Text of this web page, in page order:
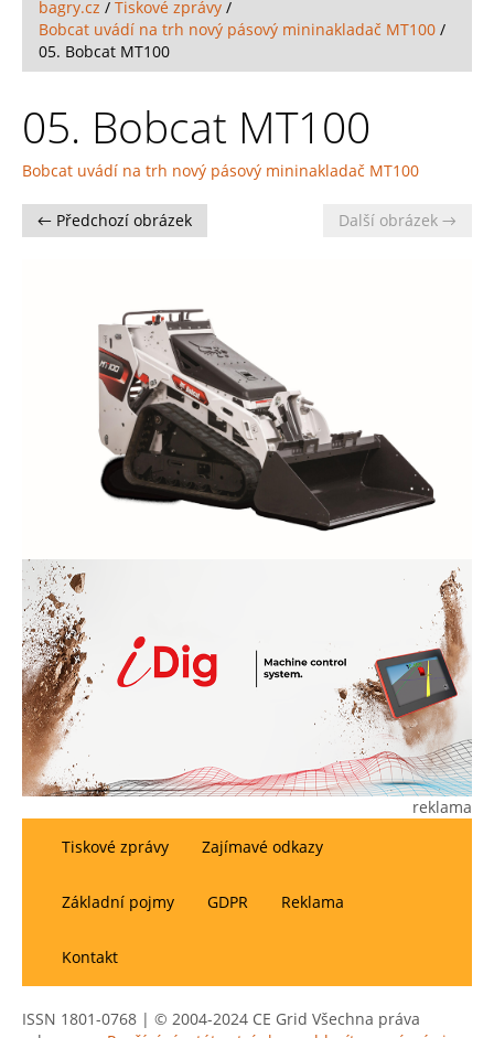
bagry.cz / Tiskové zprávy /
Bobcat uvádí na trh nový pásový mininakladač MT100 /
05. Bobcat MT100
05. Bobcat MT100
Bobcat uvádí na trh nový pásový mininakladač MT100
← Předchozí obrázek Další obrázek →
reklama
Tiskové zprávy
Zajímavé odkazy
Základní pojmy GDPR Reklama
Kontakt
ISSN 1801-0768 | © 2004-2024 CE Grid Všechna práva